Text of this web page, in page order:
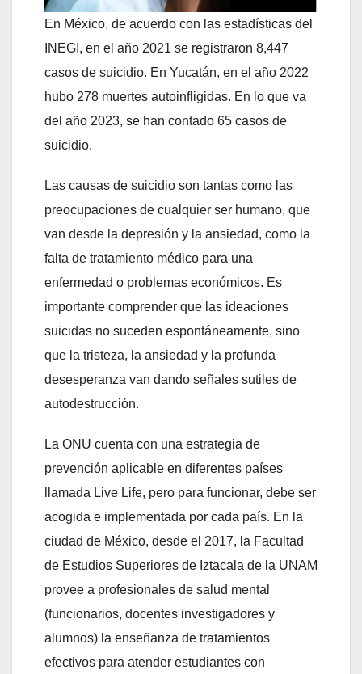
En México, de acuerdo con las estadísticas del
INEGI, en el año 2021 se registraron 8,447
casos de suicidio. En Yucatán, en el año 2022
hubo 278 muertes autoinfligidas. En lo que va
del año 2023, se han contado 65 casos de
suicidio.
Las causas de suicidio son tantas como las
preocupaciones de cualquier ser humano, que
van desde la depresión y la ansiedad, como la
falta de tratamiento médico para una
enfermedad o problemas económicos. Es
importante comprender que las ideaciones
suicidas no suceden espontáneamente, sino
que la tristeza, la ansiedad y la profunda
desesperanza van dando señales sutiles de
autodestrucción.
La ONU cuenta con una estrategia de
prevención aplicable en diferentes países
llamada Live Life, pero para funcionar, debe ser
acogida e implementada por cada país. En la
ciudad de México, desde el 2017, la Facultad
de Estudios Superiores de Iztacala de la UNAM
provee a profesionales de salud mental
(funcionarios, docentes investigadores y
alumnos) la enseñanza de tratamientos
efectivos para atender estudiantes con